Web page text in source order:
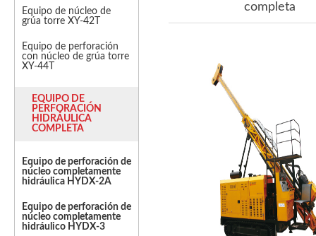
Equipo de núcleo de
grúa torre XY-42T
Equipo de perforación
con núcleo de grúa torre
XY-44T
EQUIPO DE
PERFORACIÓN
HIDRÁULICA
COMPLETA
Equipo de perforación de
núcleo completamente
hidráulica HYDX-2A
Equipo de perforación de
núcleo completamente
hidráulico HYDX-3
completa